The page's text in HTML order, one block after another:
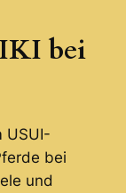
bei
USUI-
bei
und